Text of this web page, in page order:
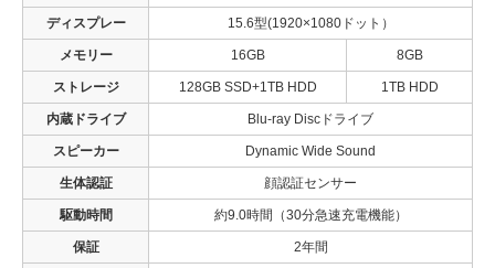
ディスプレー 15.6型(1920×1080ドット）
メモリー 16GB 8GB
ストレージ 128GB SSD+1TB HDD 1TB HDD
内蔵ドライブ Blu-ray Discドライブ
スピーカー Dynamic Wide Sound
生体認証 顔認証センサー
駆動時間 約9.0時間（30分急速充電機能）
保証 2年間